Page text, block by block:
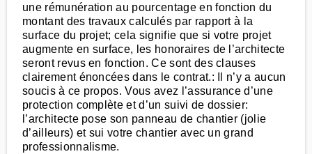
une rémunération au pourcentage en fonction du
montant des travaux calculés par rapport à la
surface du projet; cela signifie que si votre projet
augmente en surface, les honoraires de l’architecte
seront revus en fonction. Ce sont des clauses
clairement énoncées dans le contrat.: Il n’y a aucun
soucis à ce propos. Vous avez l’assurance d’une
protection complète et d’un suivi de dossier:
l’architecte pose son panneau de chantier (jolie
d’ailleurs) et sui votre chantier avec un grand
professionnalisme.